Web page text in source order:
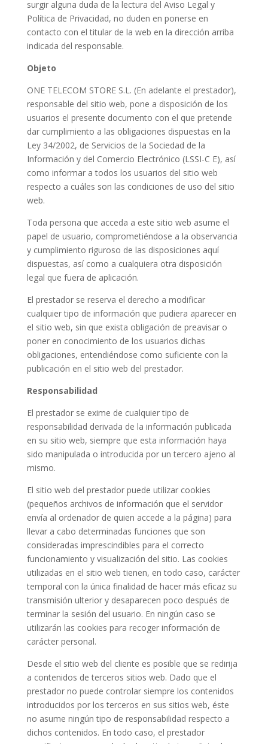
surgir alguna duda de la lectura del Aviso Legal y
Política de Privacidad, no duden en ponerse en
contacto con el titular de la web en la dirección arriba
indicada del responsable.
Objeto
ONE TELECOM STORE S.L. (En adelante el prestador),
responsable del sitio web, pone a disposición de los
usuarios el presente documento con el que pretende
dar cumplimiento a las obligaciones dispuestas en la
Ley 34/2002, de Servicios de la Sociedad de la
Información y del Comercio Electrónico (LSSI-C E), así
como informar a todos los usuarios del sitio web
respecto a cuáles son las condiciones de uso del sitio
web.
Toda persona que acceda a este sitio web asume el
papel de usuario, comprometiéndose a la observancia
y cumplimiento riguroso de las disposiciones aquí
dispuestas, así como a cualquiera otra disposición
legal que fuera de aplicación.
El prestador se reserva el derecho a modificar
cualquier tipo de información que pudiera aparecer en
el sitio web, sin que exista obligación de preavisar o
poner en conocimiento de los usuarios dichas
obligaciones, entendiéndose como suficiente con la
publicación en el sitio web del prestador.
Responsabilidad
El prestador se exime de cualquier tipo de
responsabilidad derivada de la información publicada
en su sitio web, siempre que esta información haya
sido manipulada o introducida por un tercero ajeno al
mismo.
El sitio web del prestador puede utilizar cookies
(pequeños archivos de información que el servidor
envía al ordenador de quien accede a la página) para
llevar a cabo determinadas funciones que son
consideradas imprescindibles para el correcto
funcionamiento y visualización del sitio. Las cookies
utilizadas en el sitio web tienen, en todo caso, carácter
temporal con la única finalidad de hacer más eficaz su
transmisión ulterior y desaparecen poco después de
terminar la sesión del usuario. En ningún caso se
utilizarán las cookies para recoger información de
carácter personal.
Desde el sitio web del cliente es posible que se redirija
a contenidos de terceros sitios web. Dado que el
prestador no puede controlar siempre los contenidos
introducidos por los terceros en sus sitios web, éste
no asume ningún tipo de responsabilidad respecto a
dichos contenidos. En todo caso, el prestador